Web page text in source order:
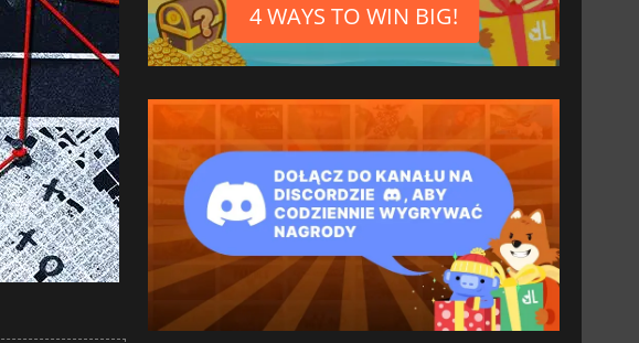
4 WAYS TO WIN BIG!